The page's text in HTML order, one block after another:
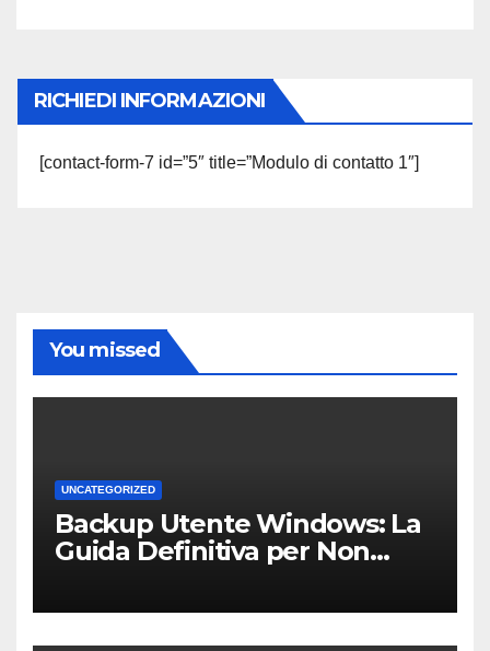
RICHIEDI INFORMAZIONI
[contact-form-7 id=”5″ title=”Modulo di contatto 1″]
You missed
UNCATEGORIZED
Backup Utente Windows: La
Guida Definitiva per Non
Casa o dell’Ufficio